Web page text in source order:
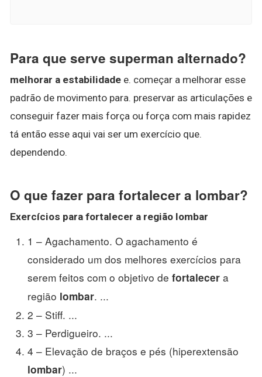
Para que serve superman alternado?
melhorar a estabilidade e. começar a melhorar esse
padrão de movimento para. preservar as articulações e
conseguir fazer mais força ou força com mais rapidez
tá então esse aqui vai ser um exercício que.
dependendo.
O que fazer para fortalecer a lombar?
Exercícios para fortalecer a região lombar
1 – Agachamento. O agachamento é
considerado um dos melhores exercícios para
serem feitos com o objetivo de fortalecer a
região lombar. ...
2 – Stiff. ...
3 – Perdigueiro. ...
4 – Elevação de braços e pés (hiperextensão
lombar) ...